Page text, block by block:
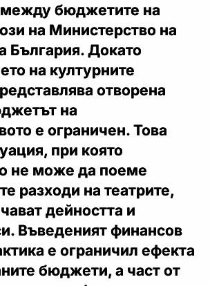
между бюджетите на
на Министерство на
България. Докато
на културните
отворена
на
е ограничен. Това
при която
не може да поеме
разходи на театрите,
дейността и
Въведеният финансов
е ограничил ефекта
бюджети, а част от